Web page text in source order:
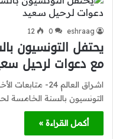
eshraag
0
12
يحتفل التونسيون
مع دعوات لرحيل
اشراق العالم 24-
التونسيون بالسنة الخامسة
أكمل القراءة »